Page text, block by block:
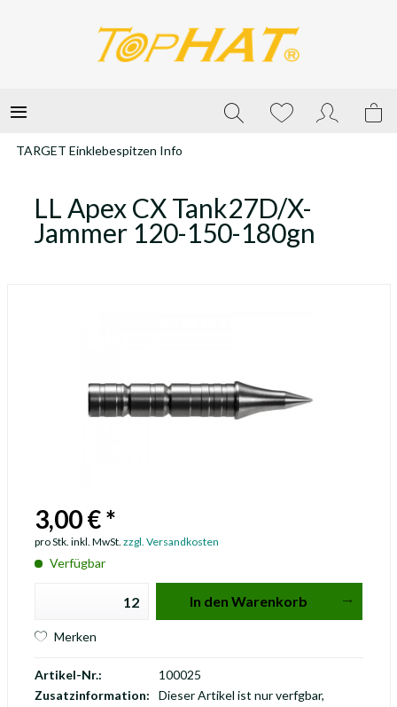
TARGET Einklebespitzen Info
LL Apex CX Tank27D/X-
Jammer 120-150-180gn
3,00 € *
pro Stk. inkl. MwSt. zzgl. Versandkosten
Verfügbar
In den Warenkorb
Merken
Artikel-Nr.:
100025
Zusatzinformation:
Dieser Artikel ist nur verfgbar,